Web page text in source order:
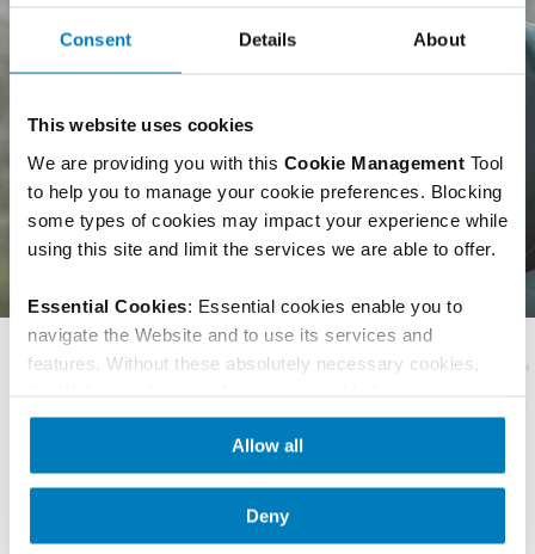
Consent Details About
This website uses cookies
We are providing you with this Cookie Management Tool
to help you to manage your cookie preferences. Blocking
some types of cookies may impact your experience while
using this site and limit the services we are able to offer.
Essential Cookies: Essential cookies enable you to
navigate the Website and to use its services and
features. Without these absolutely necessary cookies,
would like it to, and we may not be able to provide the
Website or certain services or features.
only cookies this website collects.
Allow all
Deny
SECURITY PLAN
自1948年以來，我們始終致力於提供保費合理的保險保障，已為